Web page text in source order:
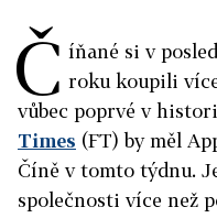
Č íňané si v
roku koupili
vůbec poprvé v
Times (FT) by měl
Číně v tomto týdnu.
společnosti více než